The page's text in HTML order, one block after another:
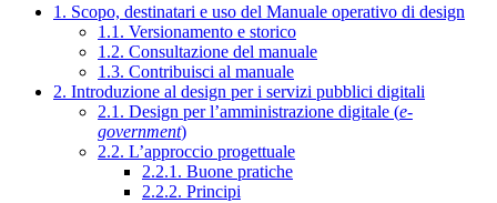
1. Scopo, destinatari e uso del Manuale operativo di design
1.1. Versionamento e storico
1.2. Consultazione del manuale
1.3. Contribuisci al manuale
2. Introduzione al design per i servizi pubblici digitali
2.1. Design per l’amministrazione digitale (e-
government)
2.2. L’approccio progettuale
2.2.1. Buone pratiche
2.2.2. Principi